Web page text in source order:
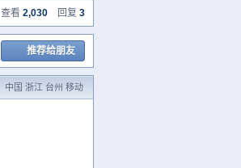
查看 2,030 回复 3
推荐给朋友
中国 浙江 台州 移动